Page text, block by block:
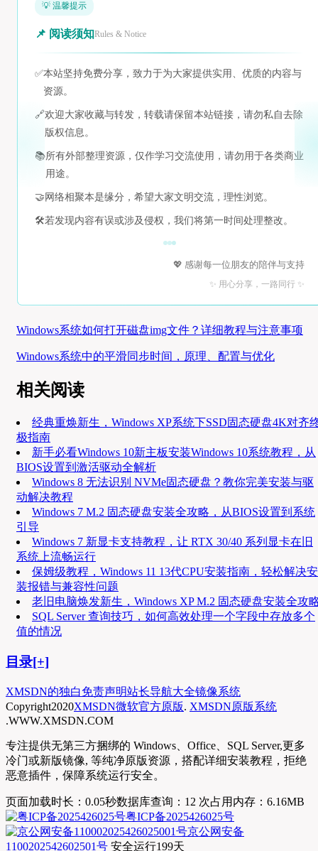
💡 温馨提示
📌 阅读须知Rules & Notice
✅本站坚持免费分享，致力于为大家提供实用、优质的内容与
资源。
🔗欢迎大家收藏与转发，转载请保留本站链接，请勿私自去除
版权信息。
📚所有外部整理资源，仅作学习交流使用，请勿用于各类商业
用途。
🤝 网络相聚本是缘分，希望大家文明交流，理性浏览。
🛠️若发现内容有误或涉及侵权，我们将第一时间处理整改。
💖 感谢每一位朋友的陪伴与支持
✨ 用心分享，一路同行 ✨
Windows系统如何打开磁盘img文件？详细教程与注意事项
Windows系统中的平滑同步时间，原理、配置与优化
相关阅读
经典重焕新生，Windows XP系统下SSD固态硬盘4K对齐
极指南
新手必看Windows 10新主板安装Windows 10系统教程，从
BIOS设置到激活驱动全解析
Windows 8 无法识别 NVMe固态硬盘？教你完美安装与驱
动解决教程
Windows 7 M.2 固态硬盘安装全攻略，从BIOS设置到系统
引导
Windows 7 新显卡支持教程，让 RTX 30/40 系列显卡在旧
系统上流畅运行
保姆级教程，Windows 11 13代CPU安装指南，轻松解决安
装报错与兼容性问题
老旧电脑焕发新生，Windows XP M.2 固态硬盘安装全攻
SQL Server 查询技巧，如何高效处理一个字段中存放多个
值的情况
目录[+]
XMSDN的独白免责声明站长导航大全镜像系统
Copyright2020XMSDN微软官方原版. XMSDN原版系统
.WWW.XMSDN.COM
专注提供无第三方捆绑的 Windows、Office、SQL Server,更多
冷门或新版镜像, 等纯净原版资源，搭配详细安装教程，拒绝
恶意插件，保障系统运行安全。
页面加载时长：0.05秒数据库查询：12 次占用内存：6.16MB
粤ICP备2025426025号
京公网安备
1100202542602501号 安全运行199天